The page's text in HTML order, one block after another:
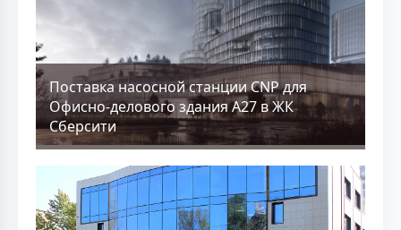
Поставка насосной станции CNP для
Офисно-делового здания А27 в ЖК
Сберсити